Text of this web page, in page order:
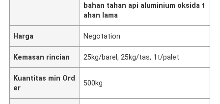
bahan tahan api aluminium oksida t
ahan lama
Harga Negotation
Kemasan rincian 25kg/barel, 25kg/tas, 1t/palet
Kuantitas min Ord
er
500kg